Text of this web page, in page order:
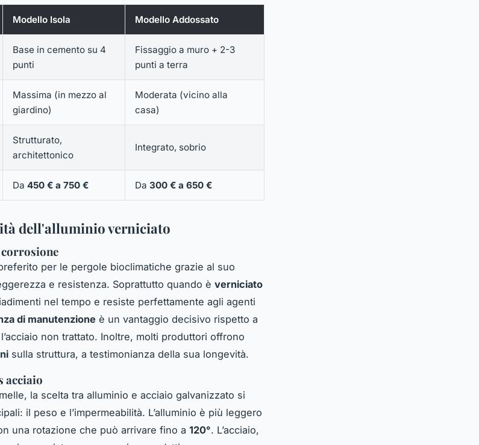
Modello Isola Modello Addossato
Base in cemento su 4
punti
Fissaggio a muro + 2-3
punti a terra
Massima (in mezzo al
giardino)
Moderata (vicino alla
casa)
Strutturato,
architettonico
Integrato, sobrio
Da 450 € a 750 € Da 300 € a 650 €
dell'alluminio verniciato
per le pergole bioclimatiche grazie al suo
e resistenza. Soprattutto quando è verniciato
nel tempo e resiste perfettamente agli agenti
di manutenzione è un vantaggio decisivo rispetto a
non trattato. Inoltre, molti produttori offrono
sulla struttura, a testimonianza della sua longevità.
acciaio
la scelta tra alluminio e acciaio galvanizzato si
il peso e l’impermeabilità. L’alluminio è più leggero
una rotazione che può arrivare fino a 120°. L’acciaio,